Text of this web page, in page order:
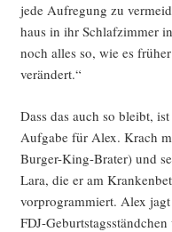
jede Auf­re­gung zu
haus in ihr Schlaf­zim­mer
noch alles so, wie es
verändert.“
Dass das auch so bleibt,
Auf­ga­be für Alex. Krach
Bur­ger-King-Bra­ter) und
Lara, die er am
vor­pro­gram­miert. Alex
FDJ-